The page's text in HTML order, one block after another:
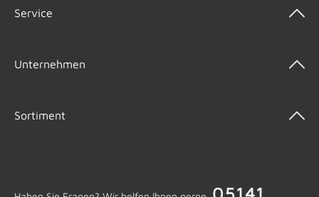
Service
Unternehmen
Sortiment